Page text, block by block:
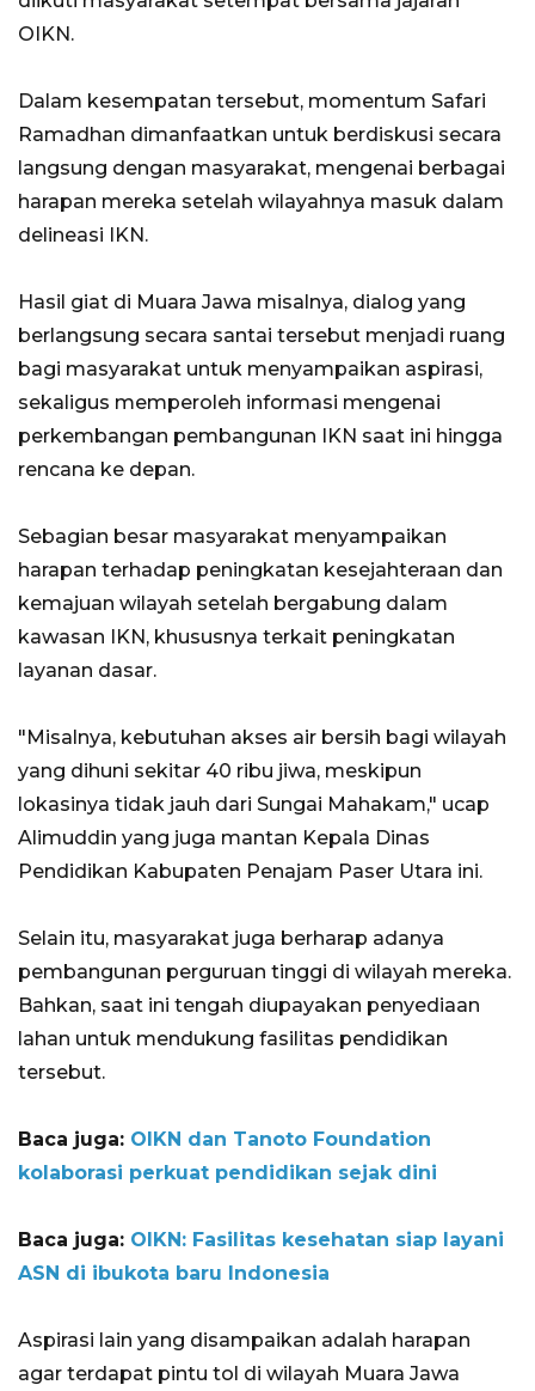
OIKN.
Dalam kesempatan tersebut, momentum Safari
Ramadhan dimanfaatkan untuk berdiskusi secara
langsung dengan masyarakat, mengenai berbagai
harapan mereka setelah wilayahnya masuk dalam
delineasi IKN.
Hasil giat di Muara Jawa misalnya, dialog yang
berlangsung secara santai tersebut menjadi ruang
bagi masyarakat untuk menyampaikan aspirasi,
sekaligus memperoleh informasi mengenai
perkembangan pembangunan IKN saat ini hingga
rencana ke depan.
Sebagian besar masyarakat menyampaikan
harapan terhadap peningkatan kesejahteraan dan
kemajuan wilayah setelah bergabung dalam
kawasan IKN, khususnya terkait peningkatan
layanan dasar.
"Misalnya, kebutuhan akses air bersih bagi wilayah
yang dihuni sekitar 40 ribu jiwa, meskipun
lokasinya tidak jauh dari Sungai Mahakam," ucap
Alimuddin yang juga mantan Kepala Dinas
Pendidikan Kabupaten Penajam Paser Utara ini.
Selain itu, masyarakat juga berharap adanya
pembangunan perguruan tinggi di wilayah mereka.
Bahkan, saat ini tengah diupayakan penyediaan
lahan untuk mendukung fasilitas pendidikan
tersebut.
Baca juga: OIKN dan Tanoto Foundation
kolaborasi perkuat pendidikan sejak dini
Baca juga: OIKN: Fasilitas kesehatan siap layani
ASN di ibukota baru Indonesia
Aspirasi lain yang disampaikan adalah harapan
agar terdapat pintu tol di wilayah Muara Jawa